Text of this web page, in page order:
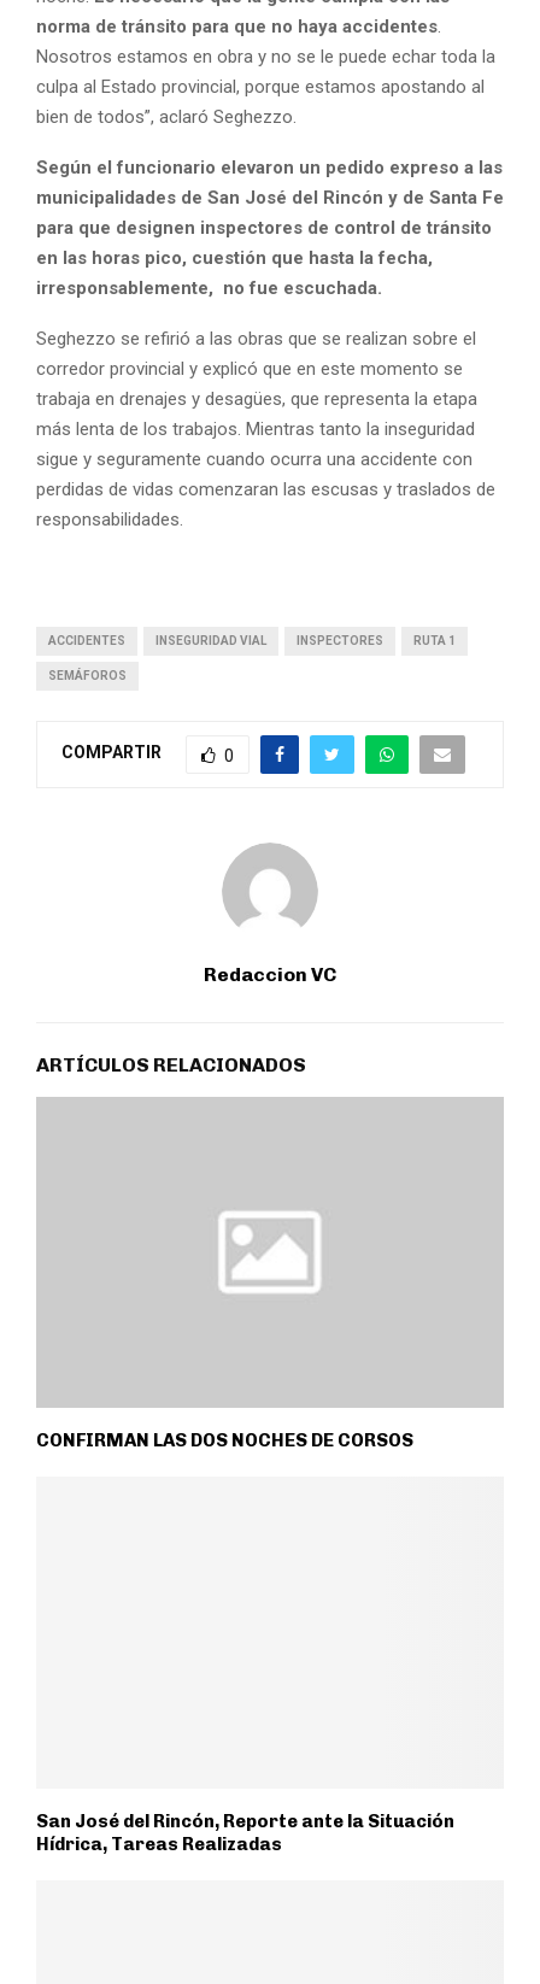
norma de tránsito para que no haya accidentes
Nosotros estamos en obra y no se le puede echar toda la
culpa al Estado provincial, porque estamos apostando al
bien de todos”, aclaró Seghezzo.
Según el funcionario elevaron un pedido expreso a las
municipalidades de San José del Rincón y de Santa Fe
para que designen inspectores de control de tránsito
en las horas pico, cuestión que hasta la fecha,
irresponsablemente, no fue escuchada.
Seghezzo se refirió a las obras que se realizan sobre el
corredor provincial y explicó que en este momento se
trabaja en drenajes y desagües, que representa la etapa
más lenta de los trabajos. Mientras tanto la inseguridad
sigue y seguramente cuando ocurra una accidente con
perdidas de vidas comenzaran las escusas y traslados de
responsabilidades.
ACCIDENTES INSEGURIDAD VIAL INSPECTORES RUTA 1
SEMÁFOROS
COMPARTIR 0
Redaccion VC
ARTÍCULOS RELACIONADOS
CONFIRMAN LAS DOS NOCHES DE CORSOS
San José del Rincón, Reporte ante la Situación
Hídrica, Tareas Realizadas